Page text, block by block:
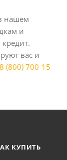
нашем
и
вас и
8 (800) 700-15-
КУПИТЬ